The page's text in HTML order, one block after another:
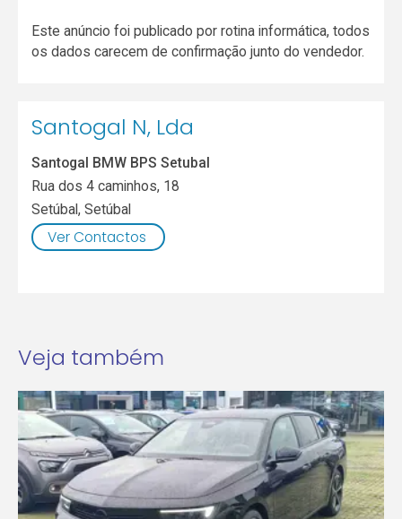
Este anúncio foi publicado por rotina informática, todos
os dados carecem de confirmação junto do vendedor.
Santogal N, Lda
Santogal BMW BPS Setubal
Rua dos 4 caminhos, 18
Setúbal,Setúbal
Ver Contactos
Veja também